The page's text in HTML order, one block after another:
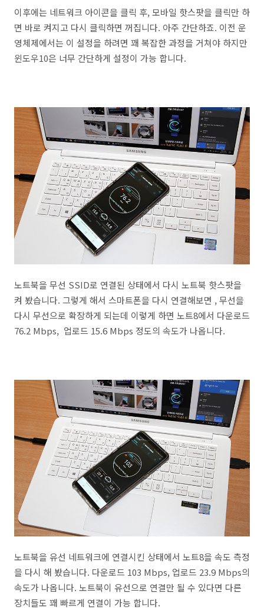
이후에는 네트워크 아이콘을 클릭 후, 모바일 핫스팟을 클릭만 하
면 바로 켜지고 다시 클릭하면 꺼집니다. 아주 간단하죠. 이전 운
영체제에서는 이 설정을 하려면 꽤 복잡한 과정을 거쳐야 하지만
윈도우10은 너무 간단하게 설정이 가능 합니다.
노트북을 무선 SSID로 연결된 상태에서 다시 노트북 핫스팟을
켜 봤습니다. 그렇게 해서 스마트폰을 다시 연결해보면 , 무선을
다시 무선으로 확장하게 되는데 이렇게 하면 노트8에서 다운로드
76.2 Mbps, 업로드 15.6 Mbps 정도의 속도가 나옵니다.
노트북을 유선 네트워크에 연결시킨 상태에서 노트8을 속도 측정
을 다시 해 봤습니다. 다운로드 103 Mbps, 업로드 23.9 Mbps의
속도가 나옵니다. 노트북이 유선으로 연결만 될 수 있다면 다른
장치들도 꽤 빠르게 연결이 가능 합니다.